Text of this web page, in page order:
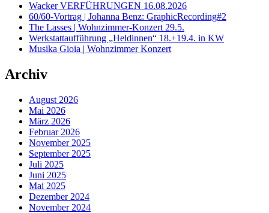
Wacker VERFÜHRUNGEN 16.08.2026
60/60-Vortrag | Johanna Benz: GraphicRecording#2
The Lasses | Wohnzimmer-Konzert 29.5.
Werkstattaufführung „Heldinnen“ 18.+19.4. in KW
Musika Gioia | Wohnzimmer Konzert
Archiv
August 2026
Mai 2026
März 2026
Februar 2026
November 2025
September 2025
Juli 2025
Juni 2025
Mai 2025
Dezember 2024
November 2024